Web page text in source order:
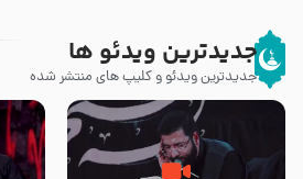
جدیدترین ویدئو ها
جدیدترین ویدئو و کلیپ های منتشر شده